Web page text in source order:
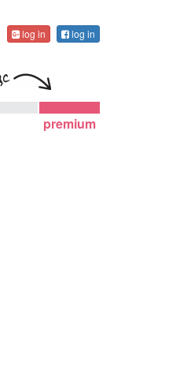
log in log in
premium